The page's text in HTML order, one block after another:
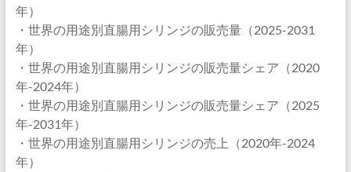
年）
・世界の用途別直腸用シリンジの販売量（2025-2031
年）
・世界の用途別直腸用シリンジの販売量シェア（2020
年-2024年）
・世界の用途別直腸用シリンジの販売量シェア（2025
年-2031年）
・世界の用途別直腸用シリンジの売上（2020年-2024
年）